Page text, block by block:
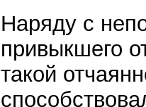
Наряду с
привыкшего
такой